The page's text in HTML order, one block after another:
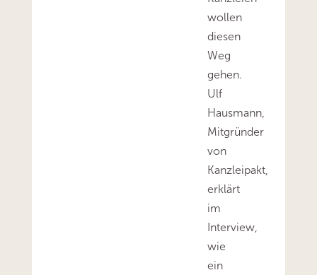
wollen
diesen
Weg
gehen.
Ulf
Hausmann,
Mitgründer
von
Kanzleipakt,
erklärt
im
Interview,
wie
ein